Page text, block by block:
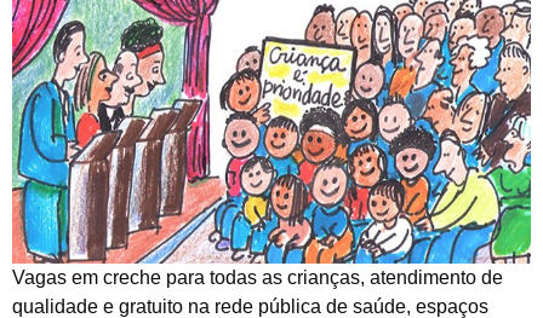
Vagas em creche para todas as crianças, atendimento de
qualidade e gratuito na rede pública de saúde, espaços